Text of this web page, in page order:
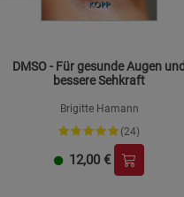
DMSO - Für gesunde Augen und
bessere Sehkraft
Brigitte Hamann
(24)
12,00 €